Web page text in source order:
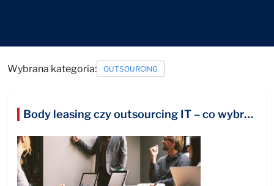
Wybrana kategoria: OUTSOURCING
Body leasing czy outsourcing IT – co wybrać w 2023 roku?